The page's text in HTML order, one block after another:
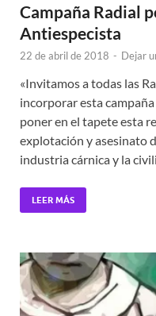
Campaña Radial
Antiespecista
22 de abril de 2018 - Dejar
«Invitamos a todas las
incorporar esta
poner en el tapete esta
explotación y asesinato
industria cárnica y la
LEER MÁS